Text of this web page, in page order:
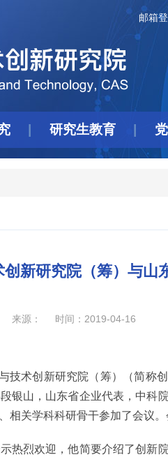
邮箱
研究生教育
新研究院（筹）与山
来源： 时间：2019-04-16
术创新研究院（筹）（简称
银山，山东省企业代表，中科
关学科科研骨干参加了会议。
烈欢迎，他简要介绍了创新